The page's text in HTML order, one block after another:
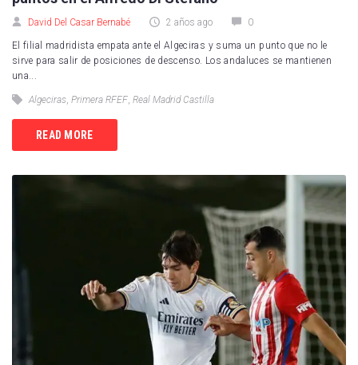
David Del Casar Bernabé 2 años ago 0
El filial madridista empata ante el Algeciras y suma un punto que no le
sirve para salir de posiciones de descenso. Los andaluces se mantienen
una...
Algeciras, Primera RFEF, Real Madrid Castilla
READ MORE